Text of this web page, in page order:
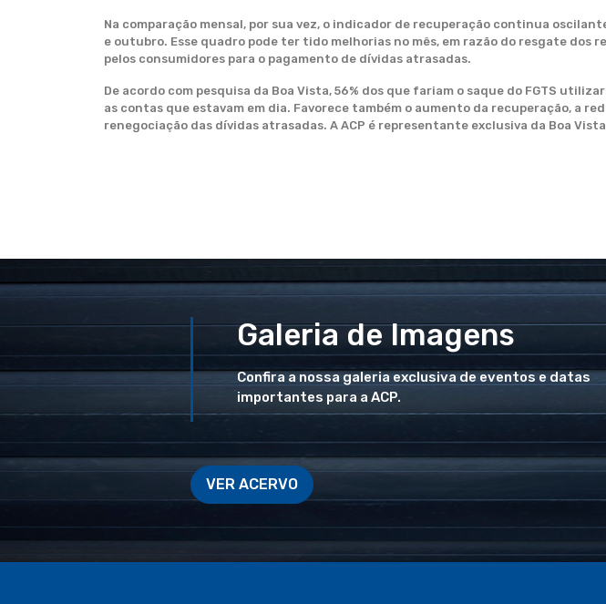
Na comparação mensal, por sua vez, o indicador de recuperação continua
e outubro. Esse quadro pode ter tido melhorias no mês, em razão do resgate
pelos consumidores para o pagamento de dívidas atrasadas.
De acordo com pesquisa da Boa Vista, 56% dos que fariam o saque do FGTS
as contas que estavam em dia. Favorece também o aumento da recuperação, a
renegociação das dívidas atrasadas. A ACP é representante exclusiva da Boa
Galeria de Imagens
Confira a nossa galeria exclusiva de eventos e datas
importantes para a ACP.
VER ACERVO